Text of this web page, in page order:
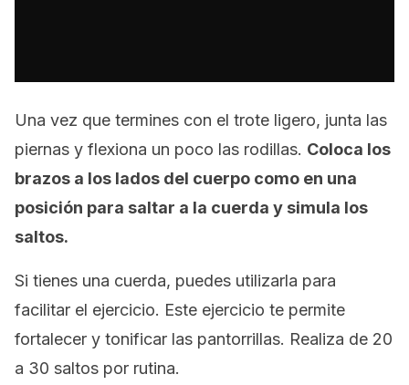
Una vez que termines con el trote ligero, junta las
piernas y flexiona un poco las rodillas. Coloca los
brazos a los lados del cuerpo como en una
posición para saltar a la cuerda y simula los
saltos.
Si tienes una cuerda, puedes utilizarla para
facilitar el ejercicio. Este ejercicio te permite
fortalecer y tonificar las pantorrillas. Realiza de 20
a 30 saltos por rutina.